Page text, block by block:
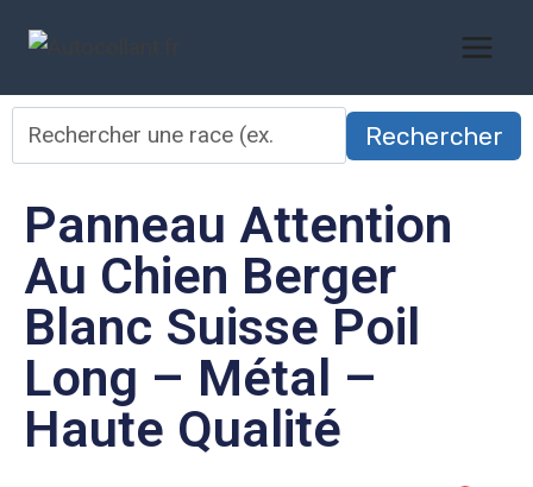
Rechercher
Panneau Attention
Au Chien Berger
Blanc Suisse Poil
Long – Métal –
Haute Qualité